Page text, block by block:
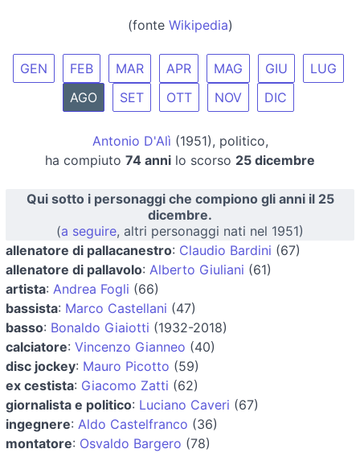
(fonte Wikipedia)
GEN FEB MAR APR MAG GIU
LUG
AGO
SET OTT NOV DIC
Antonio D'Alì (1951), politico,
ha compiuto 74 anni lo scorso 25 dicembre
Qui sotto i personaggi che compiono gli anni il 25
dicembre.
(a seguire, altri personaggi nati nel 1951)
allenatore di pallacanestro: Claudio Bardini (67)
allenatore di pallavolo: Alberto Giuliani (61)
artista: Andrea Fogli (66)
bassista: Marco Castellani (47)
basso: Bonaldo Giaiotti (1932-2018)
calciatore: Vincenzo Gianneo (40)
disc jockey: Mauro Picotto (59)
ex cestista: Giacomo Zatti (62)
giornalista e politico: Luciano Caveri (67)
ingegnere: Aldo Castelfranco (36)
montatore: Osvaldo Bargero (78)